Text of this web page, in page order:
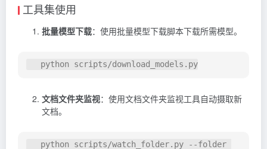
工具集使用
批量模型下载：使用批量模型下载脚本下载所需模型。
文档文件夹监视：使用文档文件夹监视工具自动摄取新
文档。